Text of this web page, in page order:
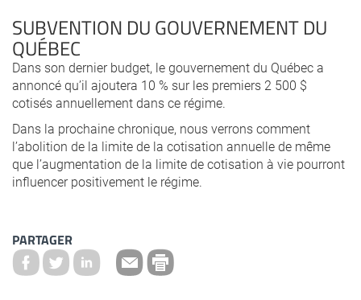
SUBVENTION DU GOUVERNEMENT DU
QUÉBEC
Dans son dernier budget, le gouvernement du Québec a
annoncé qu’il ajoutera 10 % sur les premiers 2 500 $
cotisés annuellement dans ce régime.
Dans la prochaine chronique, nous verrons comment
l’abolition de la limite de la cotisation annuelle de même
que l’augmentation de la limite de cotisation à vie pourront
influencer positivement le régime.
PARTAGER